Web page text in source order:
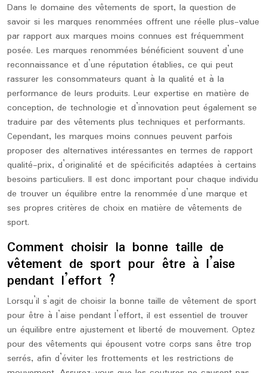
Dans le domaine des vêtements de sport, la question de
savoir si les marques renommées offrent une réelle plus-value
par rapport aux marques moins connues est fréquemment
posée. Les marques renommées bénéficient souvent d’une
reconnaissance et d’une réputation établies, ce qui peut
rassurer les consommateurs quant à la qualité et à la
performance de leurs produits. Leur expertise en matière de
conception, de technologie et d’innovation peut également se
traduire par des vêtements plus techniques et performants.
Cependant, les marques moins connues peuvent parfois
proposer des alternatives intéressantes en termes de rapport
qualité-prix, d’originalité et de spécificités adaptées à certains
besoins particuliers. Il est donc important pour chaque individu
de trouver un équilibre entre la renommée d’une marque et
ses propres critères de choix en matière de vêtements de
sport.
Comment choisir la bonne taille de
vêtement de sport pour être à l’aise
pendant l’effort ?
Lorsqu’il s’agit de choisir la bonne taille de vêtement de sport
pour être à l’aise pendant l’effort, il est essentiel de trouver
un équilibre entre ajustement et liberté de mouvement. Optez
pour des vêtements qui épousent votre corps sans être trop
serrés, afin d’éviter les frottements et les restrictions de